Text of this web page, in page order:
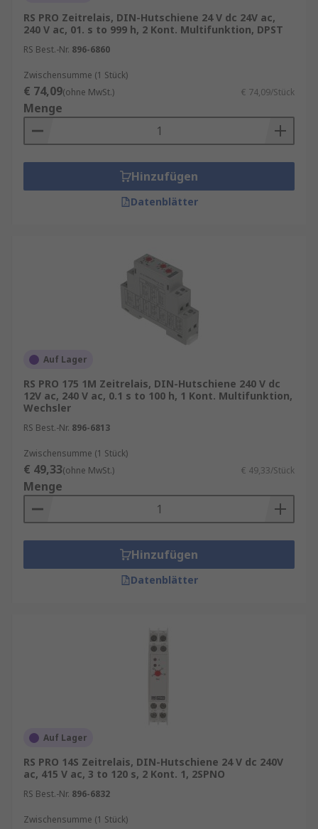
RS PRO Zeitrelais, DIN-Hutschiene 24 V dc 24V ac,
240 V ac, 01. s to 999 h, 2 Kont. Multifunktion, DPST
RS Best.-Nr. 896-6860
Zwischensumme (1 Stück)
€ 74,09(ohne MwSt.) € 74,09/Stück
Menge
Hinzufügen
Datenblätter
Auf Lager
RS PRO 175 1M Zeitrelais, DIN-Hutschiene 240 V dc
12V ac, 240 V ac, 0.1 s to 100 h, 1 Kont. Multifunktion,
Wechsler
RS Best.-Nr. 896-6813
Zwischensumme (1 Stück)
€ 49,33(ohne MwSt.) € 49,33/Stück
Menge
Hinzufügen
Datenblätter
Auf Lager
RS PRO 14S Zeitrelais, DIN-Hutschiene 24 V dc 240V
ac, 415 V ac, 3 to 120 s, 2 Kont. 1, 2SPNO
RS Best.-Nr. 896-6832
Zwischensumme (1 Stück)